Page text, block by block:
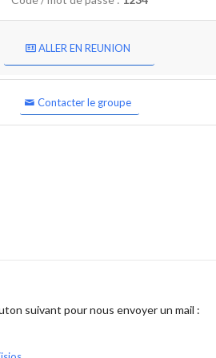
ALLER EN REUNION
Contacter le groupe
suivant pour nous envoyer un mail :